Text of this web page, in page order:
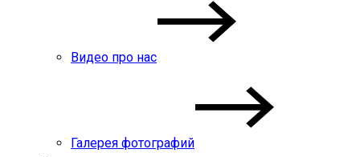
Видео про нас
Галерея фотографий